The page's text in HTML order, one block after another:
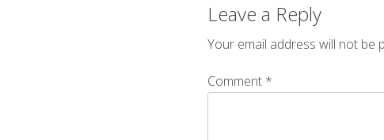
Leave a Reply
Your email address will not be
Comment *